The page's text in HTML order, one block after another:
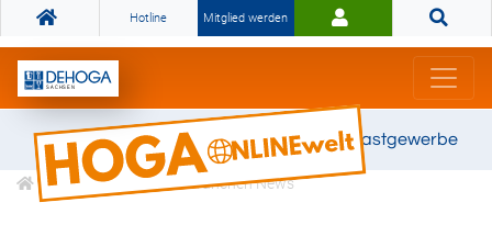
Hotline Mitglied werden
Gemeinsam stark für das Gastgewerbe
Informationen Branchen News